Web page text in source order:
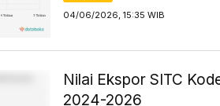
04/06/2026, 15:35 WIB
Nilai Ekspor SITC
2024-2026